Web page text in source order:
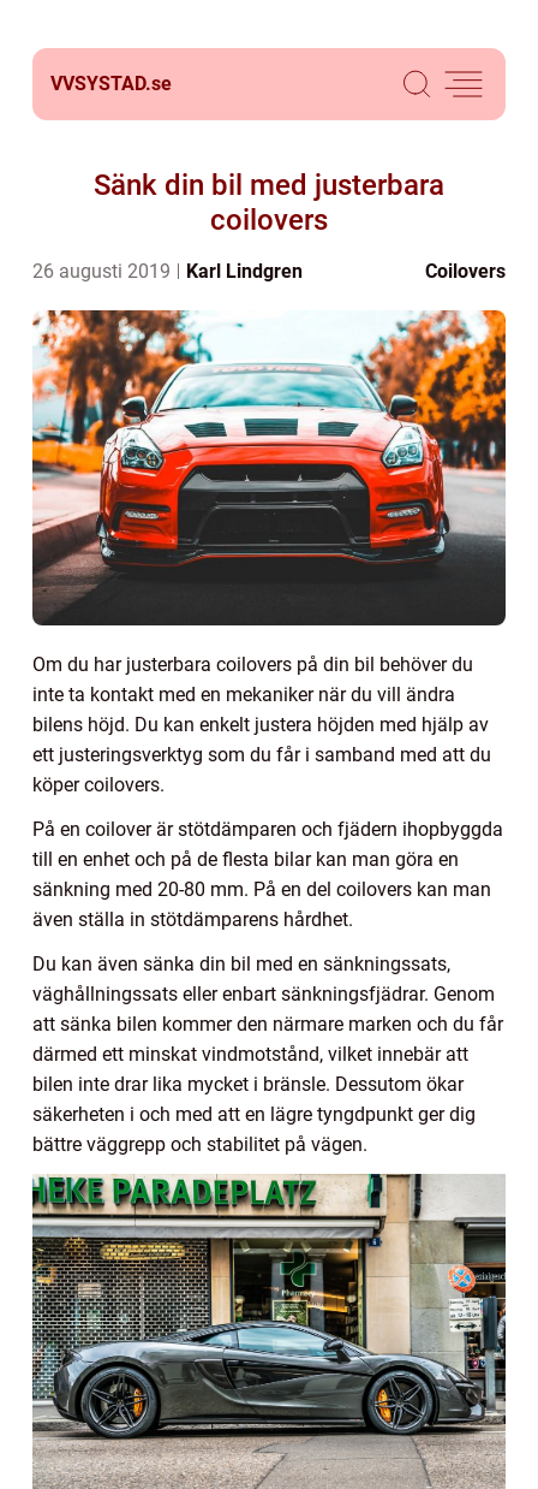
VVSYSTAD.se
Sänk din bil med justerbara
coilovers
26 augusti 2019 Karl Lindgren Coilovers
Om du har justerbara coilovers på din bil behöver du
inte ta kontakt med en mekaniker när du vill ändra
bilens höjd. Du kan enkelt justera höjden med hjälp av
ett justeringsverktyg som du får i samband med att du
köper coilovers.
På en coilover är stötdämparen och fjädern ihopbyggda
till en enhet och på de flesta bilar kan man göra en
sänkning med 20-80 mm. På en del coilovers kan man
även ställa in stötdämparens hårdhet.
Du kan även sänka din bil med en sänkningssats,
väghållningssats eller enbart sänkningsfjädrar. Genom
att sänka bilen kommer den närmare marken och du får
därmed ett minskat vindmotstånd, vilket innebär att
bilen inte drar lika mycket i bränsle. Dessutom ökar
säkerheten i och med att en lägre tyngdpunkt ger dig
bättre väggrepp och stabilitet på vägen.